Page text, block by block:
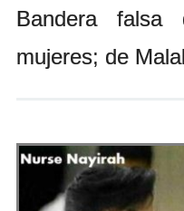
Bandera falsa
mujeres; de